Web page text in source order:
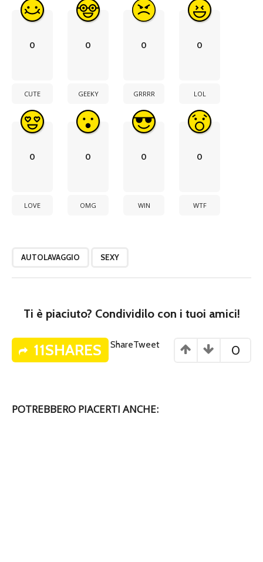
0
CUTE
0
GEEKY
0
GRRRR
0
LOL
0
LOVE
0
OMG
0
WIN
0
WTF
AUTOLAVAGGIO SEXY
Ti è piaciuto? Condividilo con i tuoi amici!
11SHARES 0
ShareTweet
POTREBBERO PIACERTI ANCHE: